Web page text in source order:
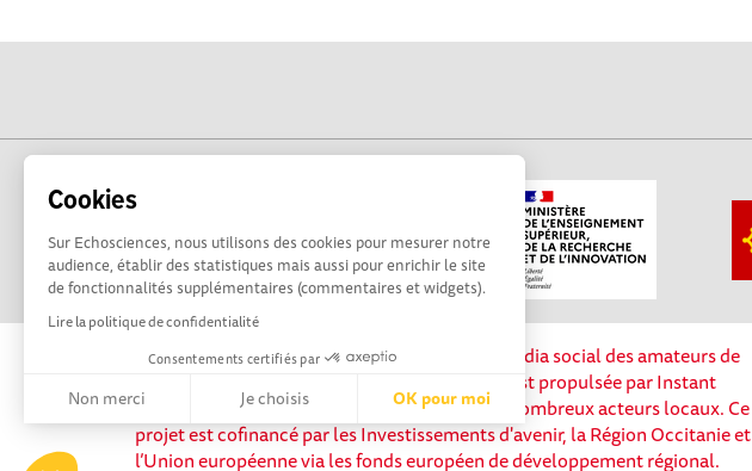
Cookies
Sur Echosciences, nous utilisons des cookies pour mesurer notre
audience, établir des statistiques mais aussi pour enrichir le site
de fonctionnalités supplémentaires (commentaires et widgets).
Lire la politique de confidentialité
Consentements certifiés par
Non merci Je choisis OK pour moi
Axeptio consent
Plateforme de Gestion du Consentement : Personnalisez vos Options
La plateforme Science(s) en Occitanie est le média social des amateurs de
sciences et de technologies du territoire. Elle est propulsée par Instant
Science, avec la participation et le soutien de nombreux acteurs locaux. Ce
projet est cofinancé par les Investissements d'avenir, la Région Occitanie et
l’Union européenne via les fonds européen de développement régional.